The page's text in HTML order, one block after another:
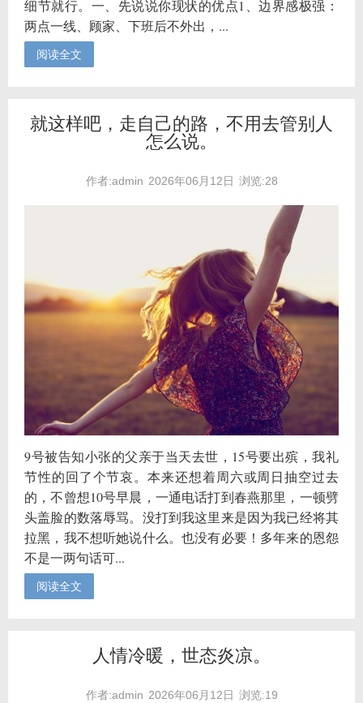
细节就行。一、先说说你现状的优点1、边界感极强：
两点一线、顾家、下班后不外出，...
阅读全文
就这样吧，走自己的路，不用去管别人
怎么说。
作者:admin 2026年06月12日 浏览:28
9号被告知小张的父亲于当天去世，15号要出殡，我礼
节性的回了个节哀。本来还想着周六或周日抽空过去
的，不曾想10号早晨，一通电话打到春燕那里，一顿劈
头盖脸的数落辱骂。没打到我这里来是因为我已经将其
拉黑，我不想听她说什么。也没有必要！多年来的恩怨
不是一两句话可...
阅读全文
人情冷暖，世态炎凉。
作者:admin 2026年06月12日 浏览:19